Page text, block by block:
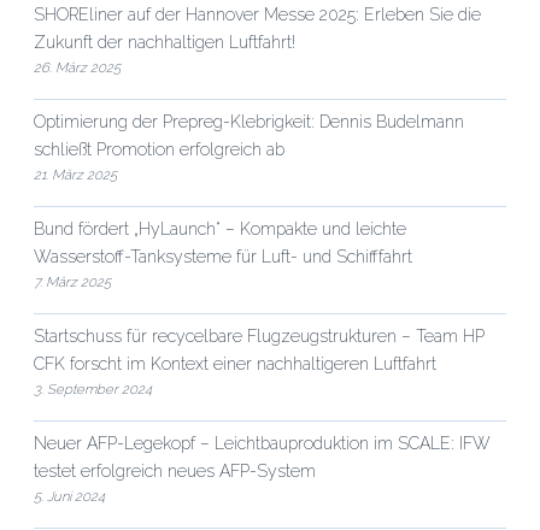
SHOREliner auf der Hannover Messe 2025: Erleben Sie die
Zukunft der nachhaltigen Luftfahrt!
26. März 2025
Optimierung der Prepreg-Klebrigkeit: Dennis Budelmann
schließt Promotion erfolgreich ab
21. März 2025
Bund fördert „HyLaunch“ – Kompakte und leichte
Wasserstoff-Tanksysteme für Luft- und Schifffahrt
7. März 2025
Startschuss für recycelbare Flugzeugstrukturen – Team HP
CFK forscht im Kontext einer nachhaltigeren Luftfahrt
3. September 2024
Neuer AFP-Legekopf – Leichtbauproduktion im SCALE: IFW
testet erfolgreich neues AFP-System
5. Juni 2024